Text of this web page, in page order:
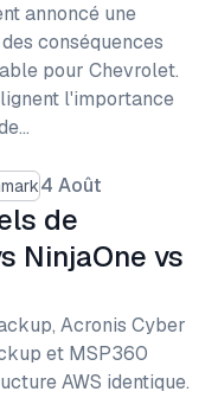
annoncé une
conséquences
pour Chevrolet.
l'importance
4 Août
de
NinjaOne vs
Acronis Cyber
et MSP360
AWS identique.